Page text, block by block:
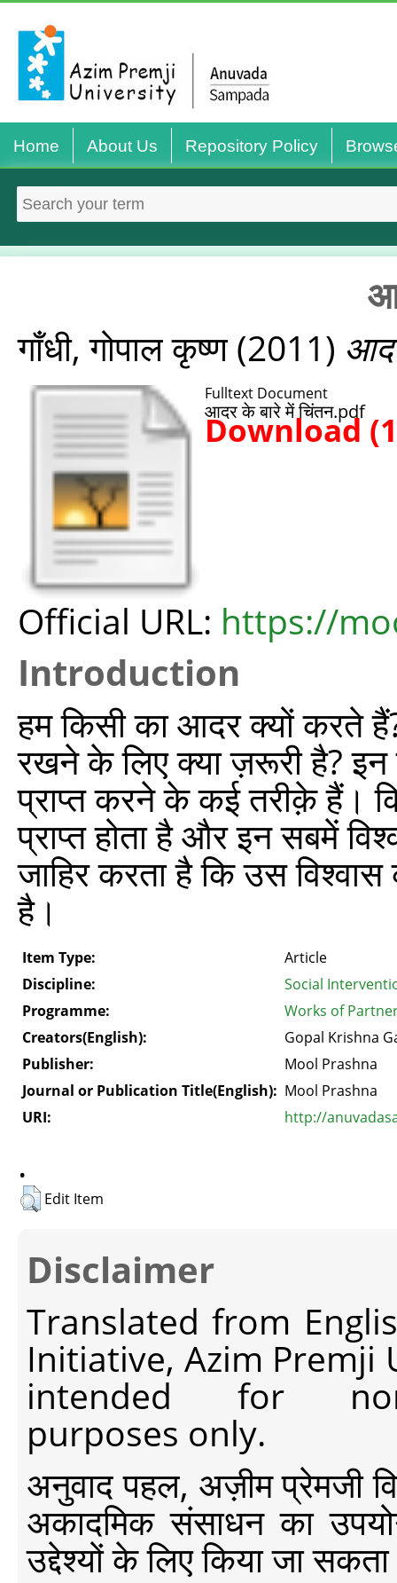
Home About Us Repository Policy
गाँधी, गोपाल कृष्ण(2011)
Fulltext Document
आदर के बारे में चिंतन.pdf
Download
Official URL: https://
Introduction
हम किसी का आदर क्यों करते
रखने के लिए क्या ज़रूरी है? इन
प्राप्त करने के कई तरीक़े हैं।
प्राप्त होता है और इन सबमें
जाहिर करता है कि उस
है।
Item Type:
Article
Discipline:
Social
Programme:
Works of
Creators(English):
Gopal Krishna
Publisher:
Mool Prashna
Journal or Publication Title(English): Mool Prashna
URI:
http://
.
Edit Item
Disclaimer
Translated from
Initiative, Azim Premji
intended for non-
purposes only.
अनुवाद पहल, अज़ीम प्रेमजी
अकादमिक संसाधन का
उद्देश्यों के लिए किया जा